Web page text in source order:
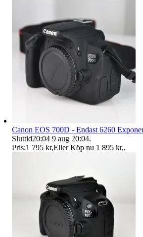
Canon EOS 700D - Endast 6260
Sluttid20:04 9 aug 20:04.
Pris:1 795 kr,Eller Köp nu 1 895 kr,.